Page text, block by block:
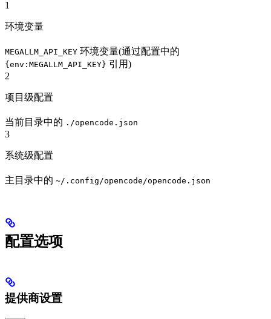
1
环境变量
MEGALLM_API_KEY 环境变量(通过配置中的
{env:MEGALLM_API_KEY} 引用)
2
项目级配置
当前目录中的 ./opencode.json
3
系统级配置
主目录中的 ~/.config/opencode/opencode.json
配置选项
提供商设置